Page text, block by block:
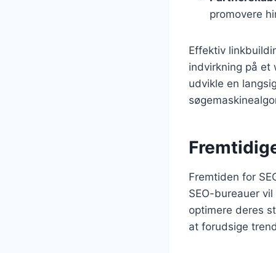
promovere
Effektiv
indvirkning på et
udvikle en
Fremtiden for
SEO-bureauer
optimere deres
at forudsige